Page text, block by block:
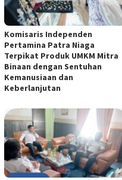
Komisaris Independen
Pertamina Patra Niaga
Terpikat Produk UMKM Mitra
Binaan dengan Sentuhan
Kemanusiaan dan
Keberlanjutan